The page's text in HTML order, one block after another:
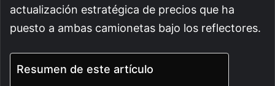
actualización estratégica de precios que ha
puesto a ambas camionetas bajo los reflectores.
Resumen de este artículo